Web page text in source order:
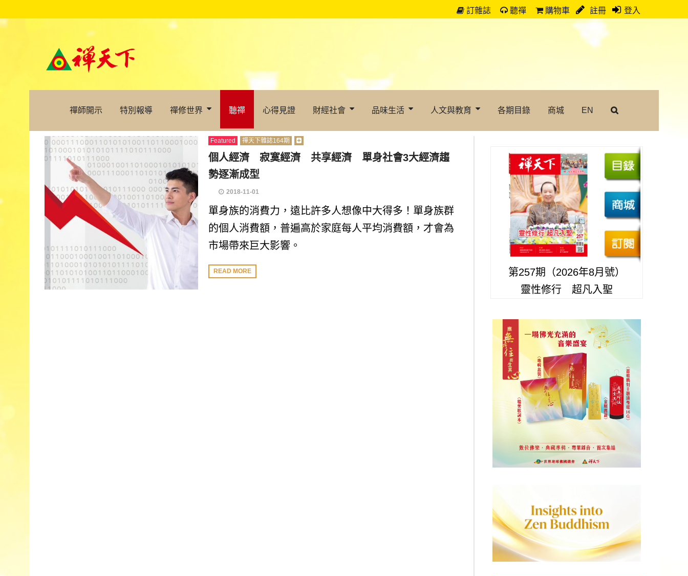
訂雜誌 聽禪 購物車 註冊 登入
禪師開示 特別報導 禪修世界 聽禪 心得見證 財經社會 品味生活 人文與教育 各期目錄 商城 EN
Featured 禪天下雜誌164期
個人經濟 寂寞經濟 共享經濟 單身社會3大經濟趨
勢逐漸成型
2018-11-01
單身族的消費力，遠比許多人想像中大得多！單身族群
的個人消費額，普遍高於家庭每人平均消費額，才會為
市場帶來巨大影響。
READ MORE
第257期（2026年8月號）
靈性修行 超凡入聖